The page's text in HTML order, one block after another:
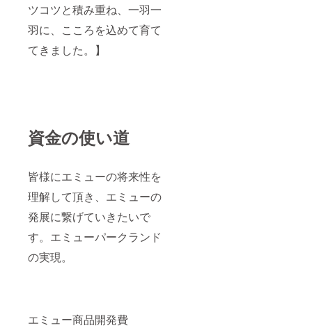
ツコツと積み重ね、一羽一
羽に、こころを込めて育て
てきました。】
資金の使い道
皆様にエミューの将来性を
理解して頂き、エミューの
発展に繋げていきたいで
す。エミューパークランド
の実現。
エミュー商品開発費